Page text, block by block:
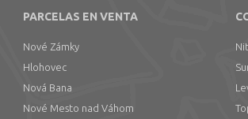
PARCELAS EN VENTA
Nové Zámky
Hlohovec
Nová Bana
Nové Mesto nad Váhom